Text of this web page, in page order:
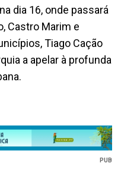
dia 16, onde passará
Castro Marim e
Tiago Cação
a apelar à profunda
PUB